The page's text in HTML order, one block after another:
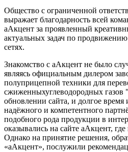
Общество с ограниченной
выражает благодарность всей
аАкцент за проявленный
актуальных задач по
сетях.
Знакомство с аАкцент не было
являясь официальным дилером
полуприцепной техники для
сжиженныхуглеводородных газов
обновлении сайта, и долгое время
надёжного и компетентного
подобного рода продукции в
оказывались на сайте аАкцент,
Однако на принятие решения,
«аАкцент», послужили